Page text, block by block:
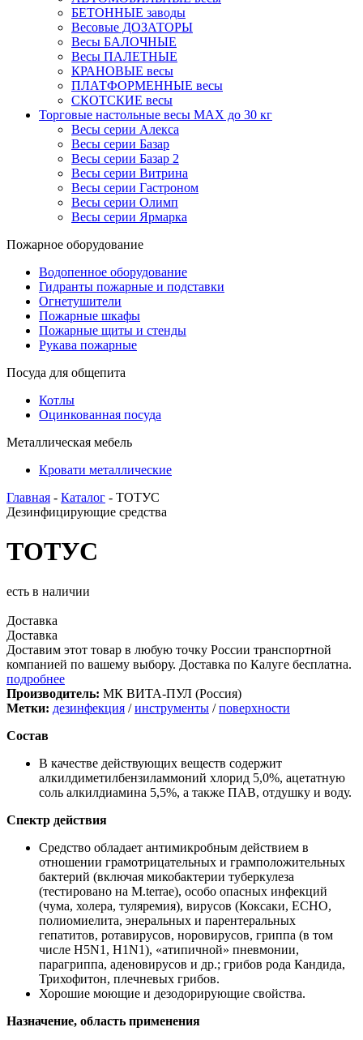
БЕТОННЫЕ заводы
Весовые ДОЗАТОРЫ
Весы БАЛОЧНЫЕ
Весы ПАЛЕТНЫЕ
КРАНОВЫЕ весы
ПЛАТФОРМЕННЫЕ весы
СКОТСКИЕ весы
Торговые настольные весы MAX до 30 кг
Весы серии Алекса
Весы серии Базар
Весы серии Базар 2
Весы серии Витрина
Весы серии Гастроном
Весы серии Олимп
Весы серии Ярмарка
Пожарное оборудование
Водопенное оборудование
Гидранты пожарные и подставки
Огнетушители
Пожарные шкафы
Пожарные щиты и стенды
Рукава пожарные
Посуда для общепита
Котлы
Оцинкованная посуда
Металлическая мебель
Кровати металлические
Главная - Каталог - ТОТУС
Дезинфицирующие средства
ТОТУС
есть в наличии
Доставка
Доставка
Доставим этот товар в любую точку России транспортной
компанией по вашему выбору. Доставка по Калуге бесплатна.
подробнее
Производитель: МК ВИТА-ПУЛ (Россия)
Метки: дезинфекция /инструменты /поверхности
Состав
В качестве действующих веществ содержит
алкилдиметилбензиламмоний хлорид 5,0%, ацетатную
соль алкилдиамина 5,5%, а также ПАВ, отдушку и воду.
Спектр действия
Средство обладает антимикробным действием в
отношении грамотрицательных и грамположительных
бактерий (включая микобактерии туберкулеза
(тестировано на M.terrae), особо опасных инфекций
(чума, холера, туляремия), вирусов (Коксаки, ЕСНО,
полиомиелита, энеральных и парентеральных
гепатитов, ротавирусов, норовирусов, гриппа (в том
числе H5N1, H1N1), «атипичной» пневмонии,
парагриппа, аденовирусов и др.; грибов рода Кандида,
Трихофитон, плечневых грибов.
Хорошие моющие и дезодорирующие свойства.
Назначение, область применения